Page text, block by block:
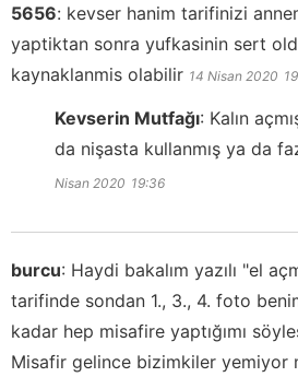
5656: kevser hanim tarifinizi
yaptiktan sonra yufkasinin sert
kaynaklanmis olabilir 14 Nisan 2020
Kevserin Mutfağı: Kalın
da nişasta kullanmış ya da
Nisan 2020 19:36
burcu: Haydi bakalım yazılı "el
tarifinde sondan 1., 3., 4. foto
kadar hep misafire yaptığımı
Misafir gelince bizimkiler yemiyor